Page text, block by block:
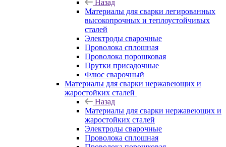
Назад
Материалы для сварки легированных
высокопрочных и теплоустойчивых
сталей
Электроды сварочные
Проволока сплошная
Проволока порошковая
Прутки присадочные
Флюс сварочный
Материалы для сварки нержавеющих и
жаростойких сталей
Назад
Материалы для сварки нержавеющих и
жаростойких сталей
Электроды сварочные
Проволока сплошная